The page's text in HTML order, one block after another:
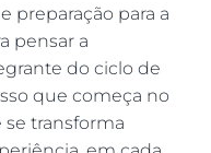
preparação para a
pensar a
do ciclo de
que começa no
transforma